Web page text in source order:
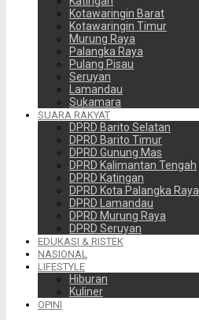
Kotawaringin Barat
Kotawaringin Timur
Murung Raya
Palangka Raya
Pulang Pisau
Seruyan
Lamandau
Sukamara
SUARA RAKYAT
DPRD Barito Selatan
DPRD Barito Timur
DPRD Gunung Mas
DPRD Kalimantan Tengah
DPRD Katingan
DPRD Kota Palangka Raya
DPRD Lamandau
DPRD Murung Raya
DPRD Seruyan
EDUKASI & RISTEK
NASIONAL
LIFESTYLE
Hiburan
Kuliner
OPINI